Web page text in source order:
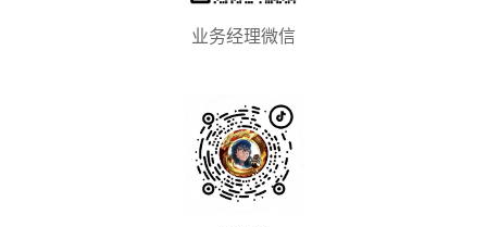
业务经理微信